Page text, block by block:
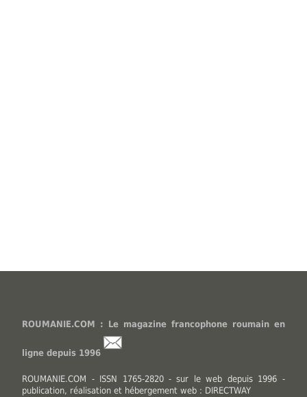
ROUMANIE.COM : Le magazine francophone roumain en
ligne depuis 1996
ROUMANIE.COM - ISSN 1765-2820 - sur le web depuis 1996 -
publication, réalisation et hébergement web : DIRECTWAY